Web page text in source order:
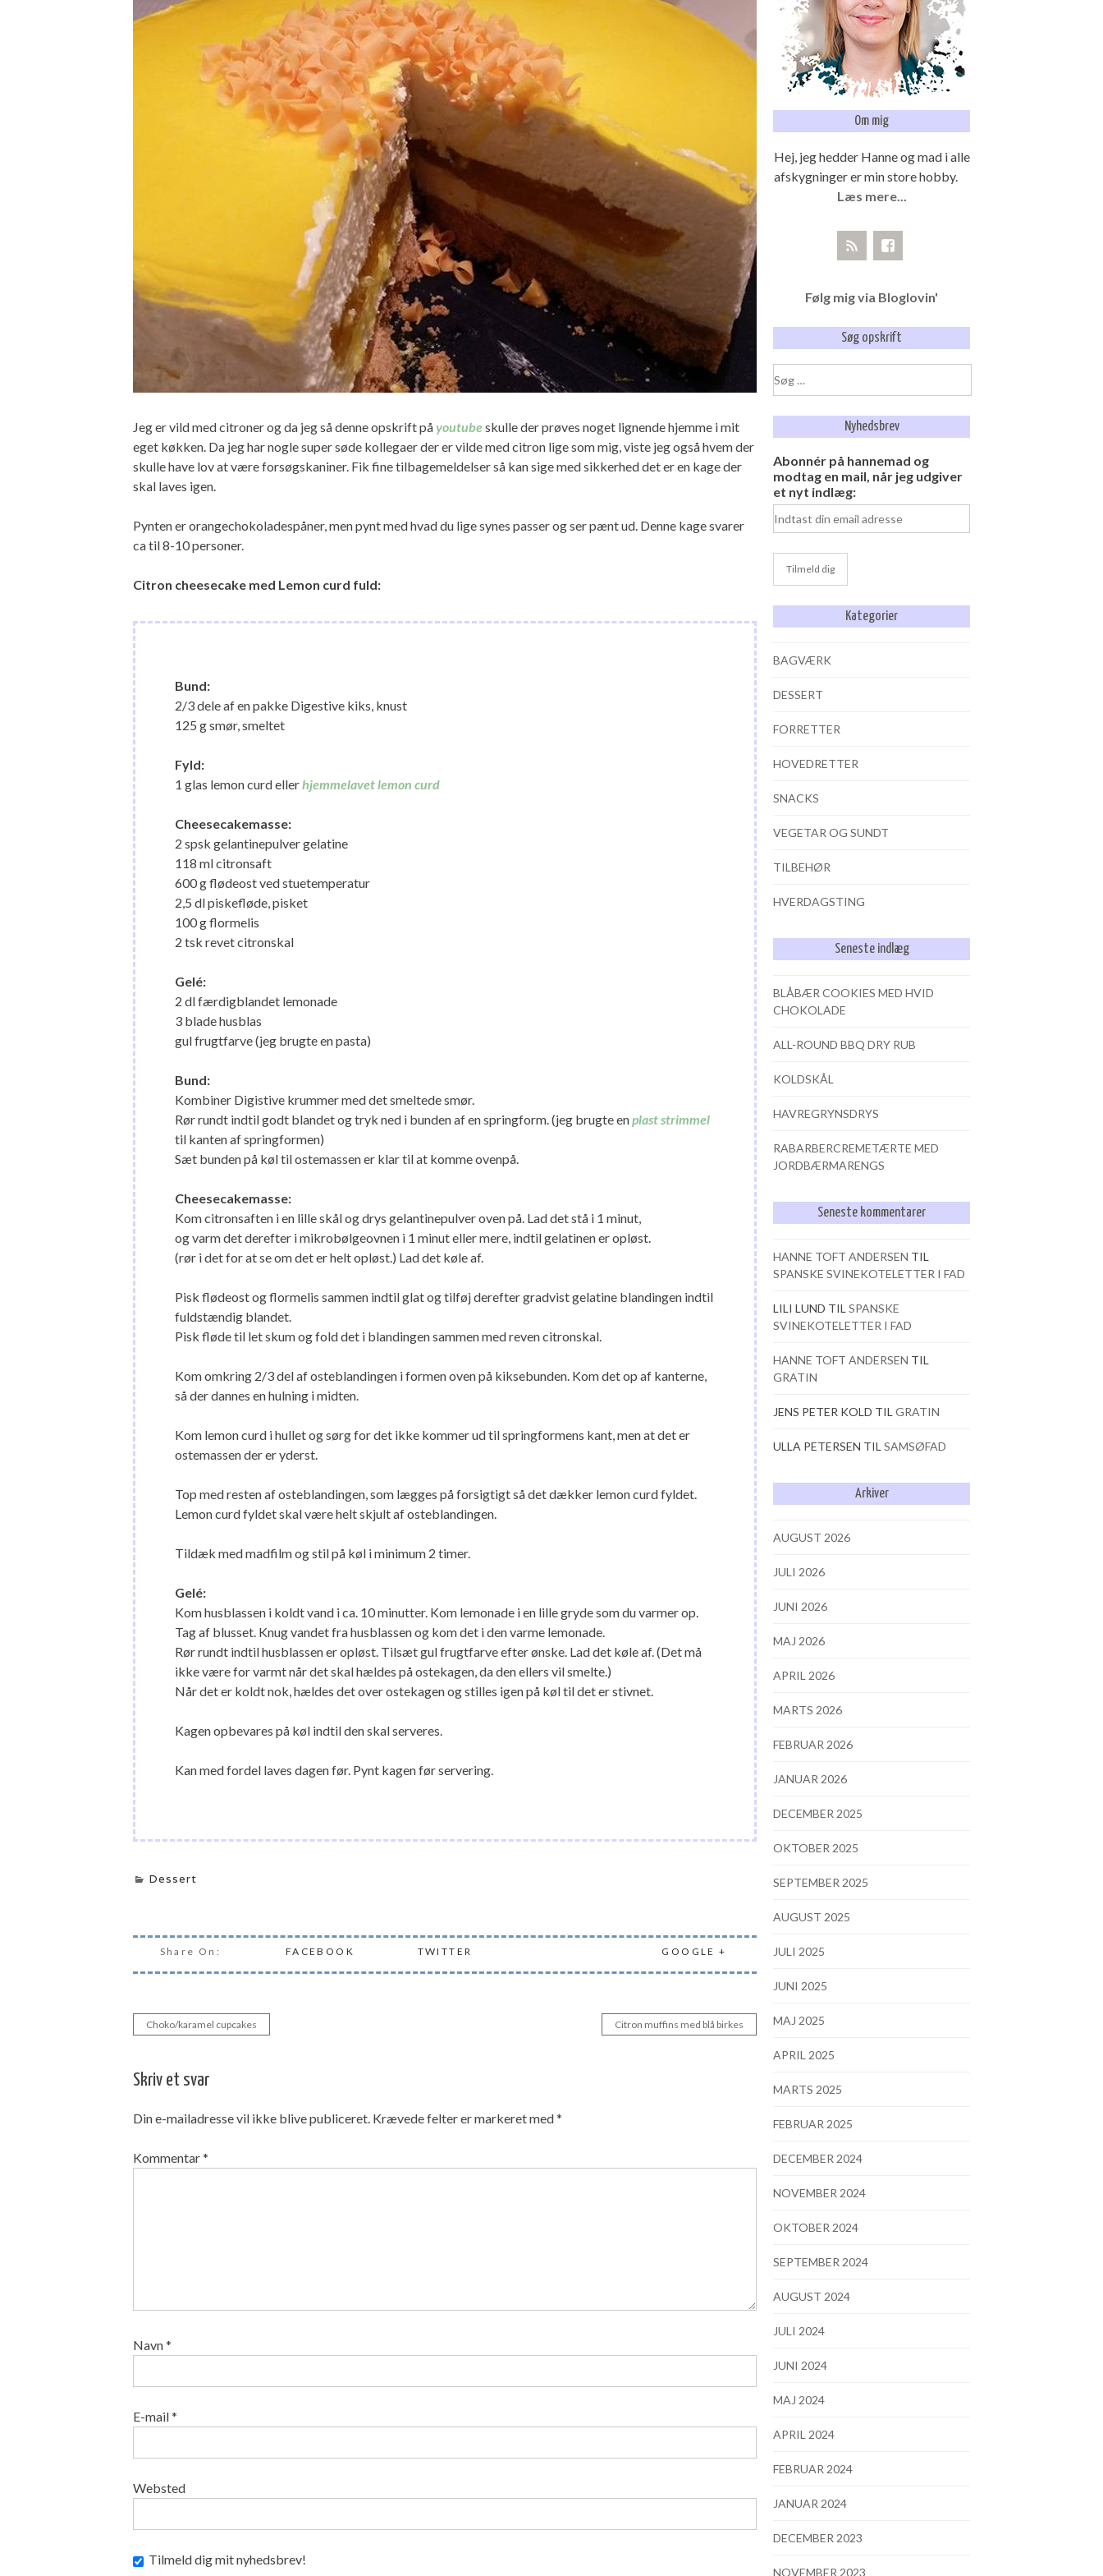
Jeg er vild med citroner og da jeg så denne opskrift påyoutubeskulle der prøves noget lignende hjemme i mit
eget køkken. Da jeg har nogle super søde kollegaer der er vilde med citron lige som mig, viste jeg også hvem der
skulle have lov at være forsøgskaniner. Fik fine tilbagemeldelser så kan sige med sikkerhed det er en kage der
skal laves igen.
Pynten er orangechokoladespåner, men pynt med hvad du lige synes passer og ser pænt ud. Denne kage svarer
ca til 8-10 personer.
Citron cheesecake med Lemon curd fuld:
Bund:
2/3 dele af en pakke Digestive kiks, knust
125 g smør, smeltet
Fyld:
1 glas lemon curd ellerhjemmelavet lemon curd
Cheesecakemasse:
2 spsk gelantinepulver gelatine
118 ml citronsaft
600 g flødeost ved stuetemperatur
2,5 dl piskefløde, pisket
100 g flormelis
2 tsk revet citronskal
Gelé:
2 dl færdigblandet lemonade
3 blade husblas
gul frugtfarve (jeg brugte en pasta)
Bund:
Kombiner Digistive krummer med det smeltede smør.
Rør rundt indtil godt blandet og tryk ned i bunden af en springform. (jeg brugte enplast strimmel
til kanten af springformen)
Sæt bunden på køl til ostemassen er klar til at komme ovenpå.
Cheesecakemasse:
Kom citronsaften i en lille skål og drys gelantinepulver oven på. Lad det stå i 1 minut,
og varm det derefter i mikrobølgeovnen i 1 minut eller mere, indtil gelatinen er opløst.
(rør i det for at se om det er helt opløst.) Lad det køle af.
Pisk flødeost og flormelis sammen indtil glat og tilføj derefter gradvist gelatine blandingen indtil
fuldstændig blandet.
Pisk fløde til let skum og fold det i blandingen sammen med reven citronskal.
Kom omkring 2/3 del af osteblandingen i formen oven på kiksebunden. Kom det op af kanterne,
så der dannes en hulning i midten.
Kom lemon curd i hullet og sørg for det ikke kommer ud til springformens kant, men at det er
ostemassen der er yderst.
Top med resten af osteblandingen, som lægges på forsigtigt så det dækker lemon curd fyldet.
Lemon curd fyldet skal være helt skjult af osteblandingen.
Tildæk med madfilm og stil på køl i minimum 2 timer.
Gelé:
Kom husblassen i koldt vand i ca. 10 minutter. Kom lemonade i en lille gryde som du varmer op.
Tag af blusset. Knug vandet fra husblassen og kom det i den varme lemonade.
Rør rundt indtil husblassen er opløst. Tilsæt gul frugtfarve efter ønske. Lad det køle af. (Det må
ikke være for varmt når det skal hældes på ostekagen, da den ellers vil smelte.)
Når det er koldt nok, hældes det over ostekagen og stilles igen på køl til det er stivnet.
Kagen opbevares på køl indtil den skal serveres.
Kan med fordel laves dagen før. Pynt kagen før servering.
Dessert
Share On: FACEBOOK TWITTER GOOGLE +
Indlægsnavigation
Choko/karamel cupcakes Citron muffins med blå birkes
Skriv et svar
Din e-mailadresse vil ikke blive publiceret. Krævede felter er markeret med*
Kommentar*
Navn*
E-mail*
Websted
Tilmeld dig mit nyhedsbrev!
Om mig
Hej, jeg hedder Hanne og mad i alle
afskygninger er min store hobby.
Læs mere...
Følg mig via Bloglovin'
Søg opskrift
Søg
efter:
Nyhedsbrev
Abonnér på hannemad og
modtag en mail, når jeg udgiver
et nyt indlæg:
Kategorier
BAGVÆRK
DESSERT
FORRETTER
HOVEDRETTER
SNACKS
VEGETAR OG SUNDT
TILBEHØR
HVERDAGSTING
Seneste indlæg
BLÅBÆR COOKIES MED HVID
CHOKOLADE
ALL-ROUND BBQ DRY RUB
KOLDSKÅL
HAVREGRYNSDRYS
RABARBERCREMETÆRTE MED
JORDBÆRMARENGS
Seneste kommentarer
HANNE TOFT ANDERSEN TIL
SPANSKE SVINEKOTELETTER I FAD
LILI LUND TIL SPANSKE
SVINEKOTELETTER I FAD
HANNE TOFT ANDERSEN TIL
GRATIN
JENS PETER KOLD TIL GRATIN
ULLA PETERSEN TIL SAMSØFAD
Arkiver
AUGUST 2026
JULI 2026
JUNI 2026
MAJ 2026
APRIL 2026
MARTS 2026
FEBRUAR 2026
JANUAR 2026
DECEMBER 2025
OKTOBER 2025
SEPTEMBER 2025
AUGUST 2025
JULI 2025
JUNI 2025
MAJ 2025
APRIL 2025
MARTS 2025
FEBRUAR 2025
DECEMBER 2024
NOVEMBER 2024
OKTOBER 2024
SEPTEMBER 2024
AUGUST 2024
JULI 2024
JUNI 2024
MAJ 2024
APRIL 2024
FEBRUAR 2024
JANUAR 2024
DECEMBER 2023
NOVEMBER 2023